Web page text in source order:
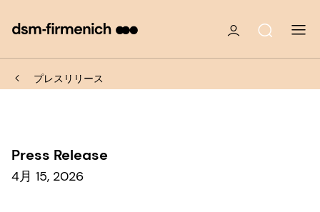
プレスリリース
Press Release
4月 15, 2026